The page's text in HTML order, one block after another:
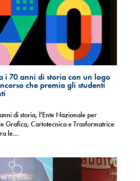
i 70 anni di storia con un logo
che premia gli studenti
di storia, l'Ente Nazionale per
Grafica, Cartotecnica e Trasformatrice
le...